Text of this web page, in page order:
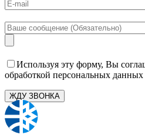
Используя эту форму, Вы
обработкой персональных